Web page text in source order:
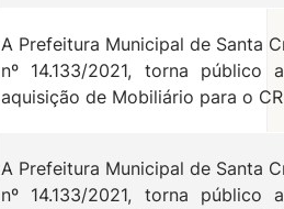
A Prefeitura Municipal de Santa
nº 14.133/2021, torna público
aquisição de Mobiliário para o
A Prefeitura Municipal de Santa
nº 14.133/2021, torna público